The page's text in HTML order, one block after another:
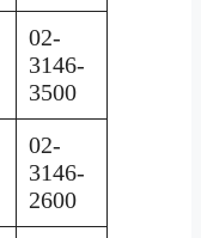
02-
3146-
3500
02-
3146-
2600